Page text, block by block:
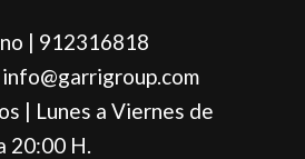
| 912316818
info@garrigroup.com
| Lunes a Viernes de
20:00 H.